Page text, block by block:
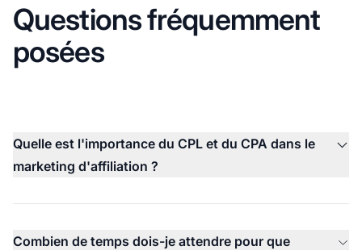
Questions fréquemment
posées
Quelle est l'importance du CPL et du CPA dans le
marketing d'affiliation ?
Combien de temps dois-je attendre pour que